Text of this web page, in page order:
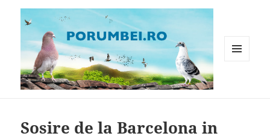
Sosire de la Barcelona in